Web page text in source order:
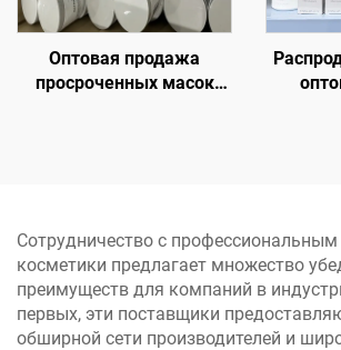
Оптовая продажа
просроченных масок
Сотрудничество с
косметики предлагает множество
преимуществ для компаний в
первых, эти поставщики
обширной сети производителей и